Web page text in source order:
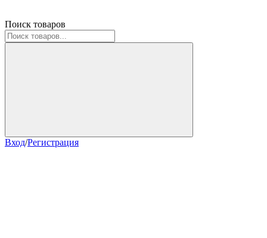
Поиск товаров
Вход/Регистрация